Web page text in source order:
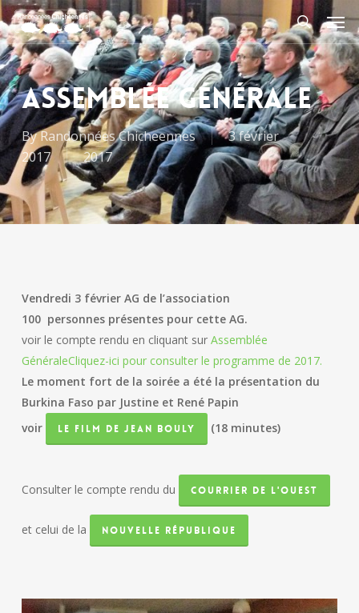
Skip
to
main
content
search
Assemblée Générale
ByRandonnées Chicheennes
3 février
2017
2017
Vendredi 3 févrierAG de l’association
100 personnes présentes pour cette AG.
voir le compte rendu en cliquant sur Assemblée
GénéraleCliquez-ici pour consulter le programme de 2017.
Le moment fort de la soirée a été la présentation du
Burkina Faso par Justine et René Papin
voir
le film de Jean Bouly (18 minutes)
Consulter le compte rendu du Courrier de l'Ouest
et celui de la Nouvelle République